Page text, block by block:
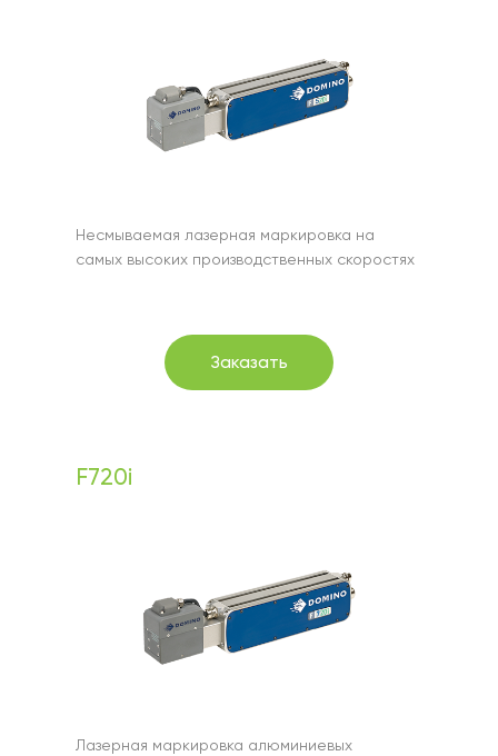
Несмываемая лазерная маркировка на
самых высоких производственных скоростях
Заказать
F720i
Лазерная маркировка алюминиевых